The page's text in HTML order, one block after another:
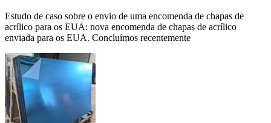
Estudo de caso sobre o envio de uma encomenda de chapas de
acrílico para os EUA: nova encomenda de chapas de acrílico
enviada para os EUA. Concluímos recentemente